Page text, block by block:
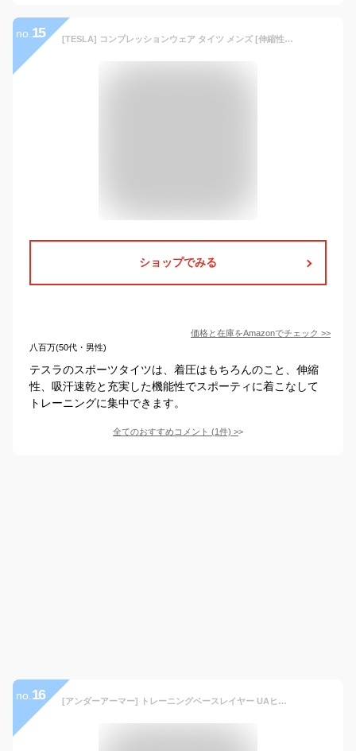
no. 15 [TESLA] コンプレッションウェア タイツ メンズ [伸縮性・UVカット・吸汗速乾] スポーツタイツ ランニングウェア コンプレッションタイツ スパッツ レギンス スポーツ トレーニング フィットネス ジム インナー パンツ スポーツウェア MUP09-JPK_M
ショップでみる
価格と在庫をAmazonでチェック >>
八百万(50代・男性)
テスラのスポーツタイツは、着圧はもちろんのこと、伸縮
性、吸汗速乾と充実した機能性でスポーティに着こなして
トレーニングに集中できます。
全てのおすすめコメント (1件) >
no. 16 [アンダーアーマー] トレーニングベースレイヤー UAヒートギアアーマー2.0 レギンス メンズ Academy / / Royal MD